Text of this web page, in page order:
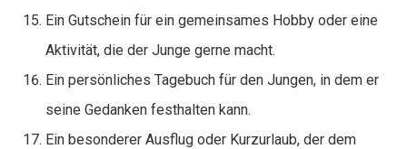
Ein Gutschein für ein gemeinsames Hobby oder eine
Aktivität, die der Junge gerne macht.
Ein persönliches Tagebuch für den Jungen, in dem er
seine Gedanken festhalten kann.
Ein besonderer Ausflug oder Kurzurlaub, der dem